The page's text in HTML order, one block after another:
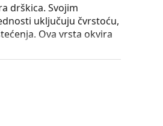
drškica. Svojim
uključuju čvrstoću,
Ova vrsta okvira